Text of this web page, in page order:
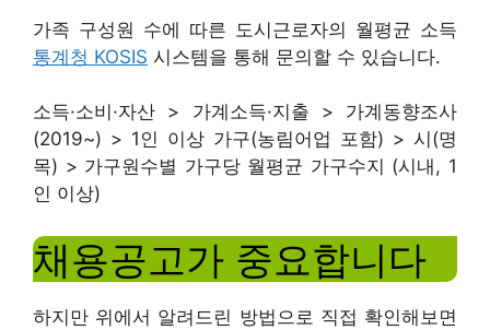
가족 구성원 수에 따른 도시근로자의 월평균 소득
통계청 KOSIS 시스템을 통해 문의할 수 있습니다.
소득·소비·자산 > 가계소득·지출 > 가계동향조사
(2019~) > 1인 이상 가구(농림어업 포함) > 시(명
목) > 가구원수별 가구당 월평균 가구수지 (시내, 1
인 이상)
채용공고가 중요합니다
하지만 위에서 알려드린 방법으로 직접 확인해보면